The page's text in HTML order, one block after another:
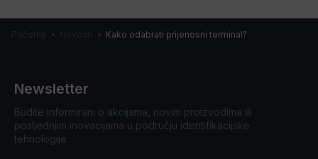
Kako odabrati prijenosni terminal?
Newsletter
Budite informirani o akcijama, novim proizvodima ili
posljednjim inovacijama u području identifikacijske
tehnologije.